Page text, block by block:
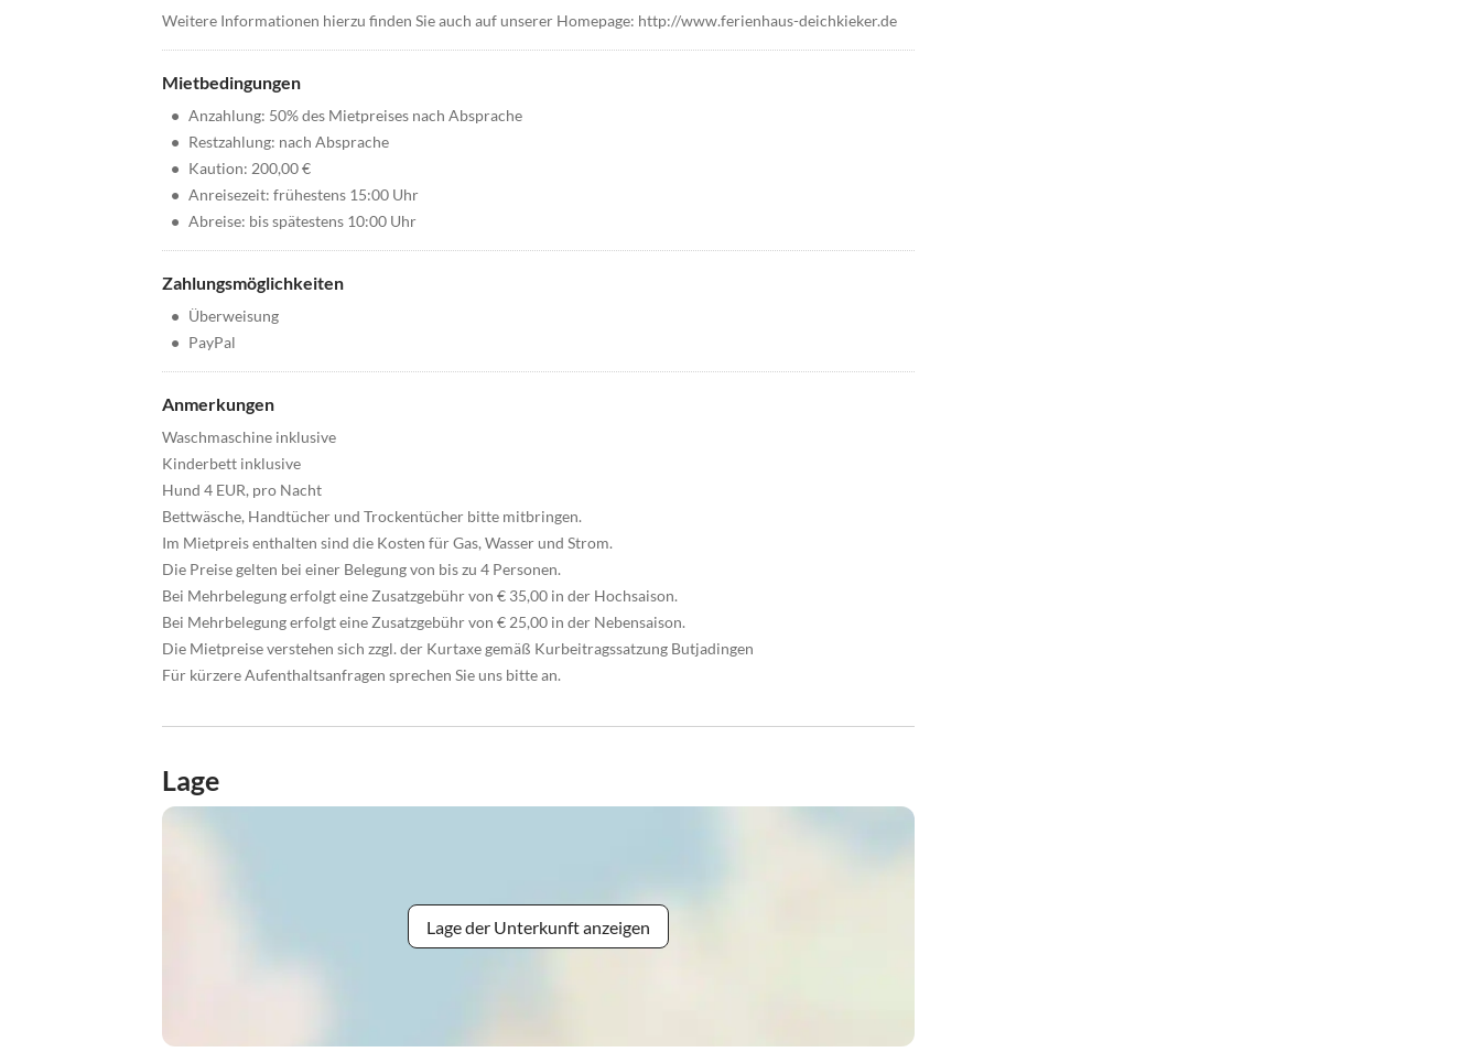
Weitere Informationen hierzu finden Sie auch auf unserer Homepage: http://www.ferienhaus-deichkieker.de
Mietbedingungen
• Anzahlung: 50% des Mietpreises nach Absprache
• Restzahlung: nach Absprache
• Kaution: 200,00 €
• Anreisezeit: frühestens 15:00 Uhr
• Abreise: bis spätestens 10:00 Uhr
Zahlungsmöglichkeiten
• Überweisung
• PayPal
Anmerkungen
Waschmaschine inklusive
Kinderbett inklusive
Hund 4 EUR, pro Nacht
Bettwäsche, Handtücher und Trockentücher bitte mitbringen.
Im Mietpreis enthalten sind die Kosten für Gas, Wasser und Strom.
Die Preise gelten bei einer Belegung von bis zu 4 Personen.
Bei Mehrbelegung erfolgt eine Zusatzgebühr von € 35,00 in der Hochsaison.
Bei Mehrbelegung erfolgt eine Zusatzgebühr von € 25,00 in der Nebensaison.
Die Mietpreise verstehen sich zzgl. der Kurtaxe gemäß Kurbeitragssatzung Butjadingen
Für kürzere Aufenthaltsanfragen sprechen Sie uns bitte an.
Lage
Lage der Unterkunft anzeigen